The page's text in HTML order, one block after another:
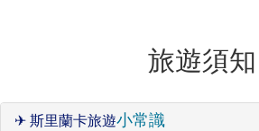
旅遊須知
✈ 斯里蘭卡旅遊小常識